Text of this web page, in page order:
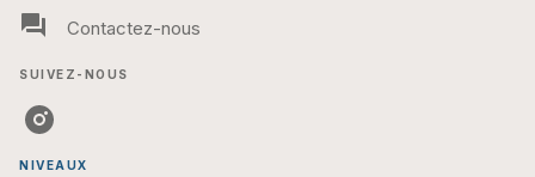
question_answer Contactez-nous
SUIVEZ-NOUS
NIVEAUX